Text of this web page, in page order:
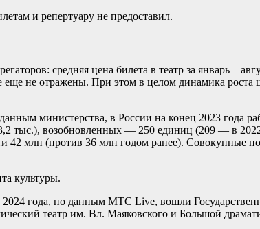
и репертуару не предоставил.
средняя цена билета в театр за
еще не отражены. При этом в целом динамика
министерства, в России на конец 2023 года
тыс.), возобновленных — 250 единиц (209 — в
42 млн (против 36 млн годом ранее). Совокупные
культуры.
2024 года, по данным МТС Live, вошли
театр им. Вл. Маяковского и Большой